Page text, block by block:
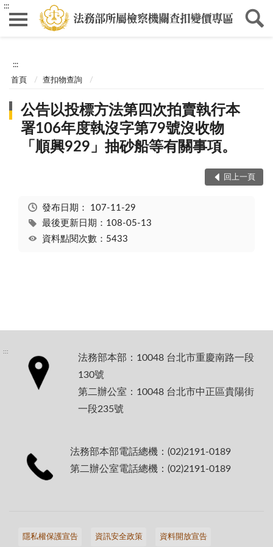
:::
:::
首頁 查扣物查詢
公告以投標方法第四次拍賣執行本
署106年度執沒字第79號沒收物
「順興929」抽砂船等有關事項。
回上一頁
發布日期： 107-11-29
最後更新日期：108-05-13
資料點閱次數：5433
:::
法務部本部：10048 台北市重慶南路一段
130號
第二辦公室：10048 台北市中正區貴陽街
一段235號
法務部本部電話總機：(02)2191-0189
第二辦公室電話總機：(02)2191-0189
隱私權保護宣告 資訊安全政策 資料開放宣告